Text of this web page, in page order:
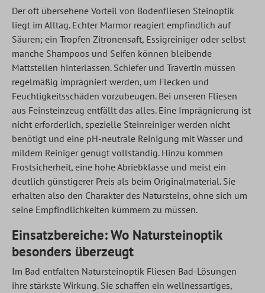
Der oft übersehene Vorteil von Bodenfliesen Steinoptik
liegt im Alltag. Echter Marmor reagiert empfindlich auf
Säuren; ein Tropfen Zitronensaft, Essigreiniger oder selbst
manche Shampoos und Seifen können bleibende
Mattstellen hinterlassen. Schiefer und Travertin müssen
regelmäßig imprägniert werden, um Flecken und
Feuchtigkeitsschäden vorzubeugen. Bei unseren Fliesen
aus Feinsteinzeug entfällt das alles. Eine Imprägnierung ist
nicht erforderlich, spezielle Steinreiniger werden nicht
benötigt und eine pH-neutrale Reinigung mit Wasser und
mildem Reiniger genügt vollständig. Hinzu kommen
Frostsicherheit, eine hohe Abriebklasse und meist ein
deutlich günstigerer Preis als beim Originalmaterial. Sie
erhalten also den Charakter des Natursteins, ohne sich um
seine Empfindlichkeiten kümmern zu müssen.
Einsatzbereiche: Wo Natursteinoptik
besonders überzeugt
Im Bad entfalten Natursteinoptik Fliesen Bad-Lösungen
ihre stärkste Wirkung. Sie schaffen ein wellnessartiges,